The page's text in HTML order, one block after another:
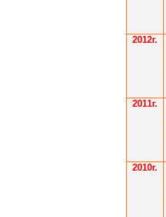
2012г.
2011г.
2010г.